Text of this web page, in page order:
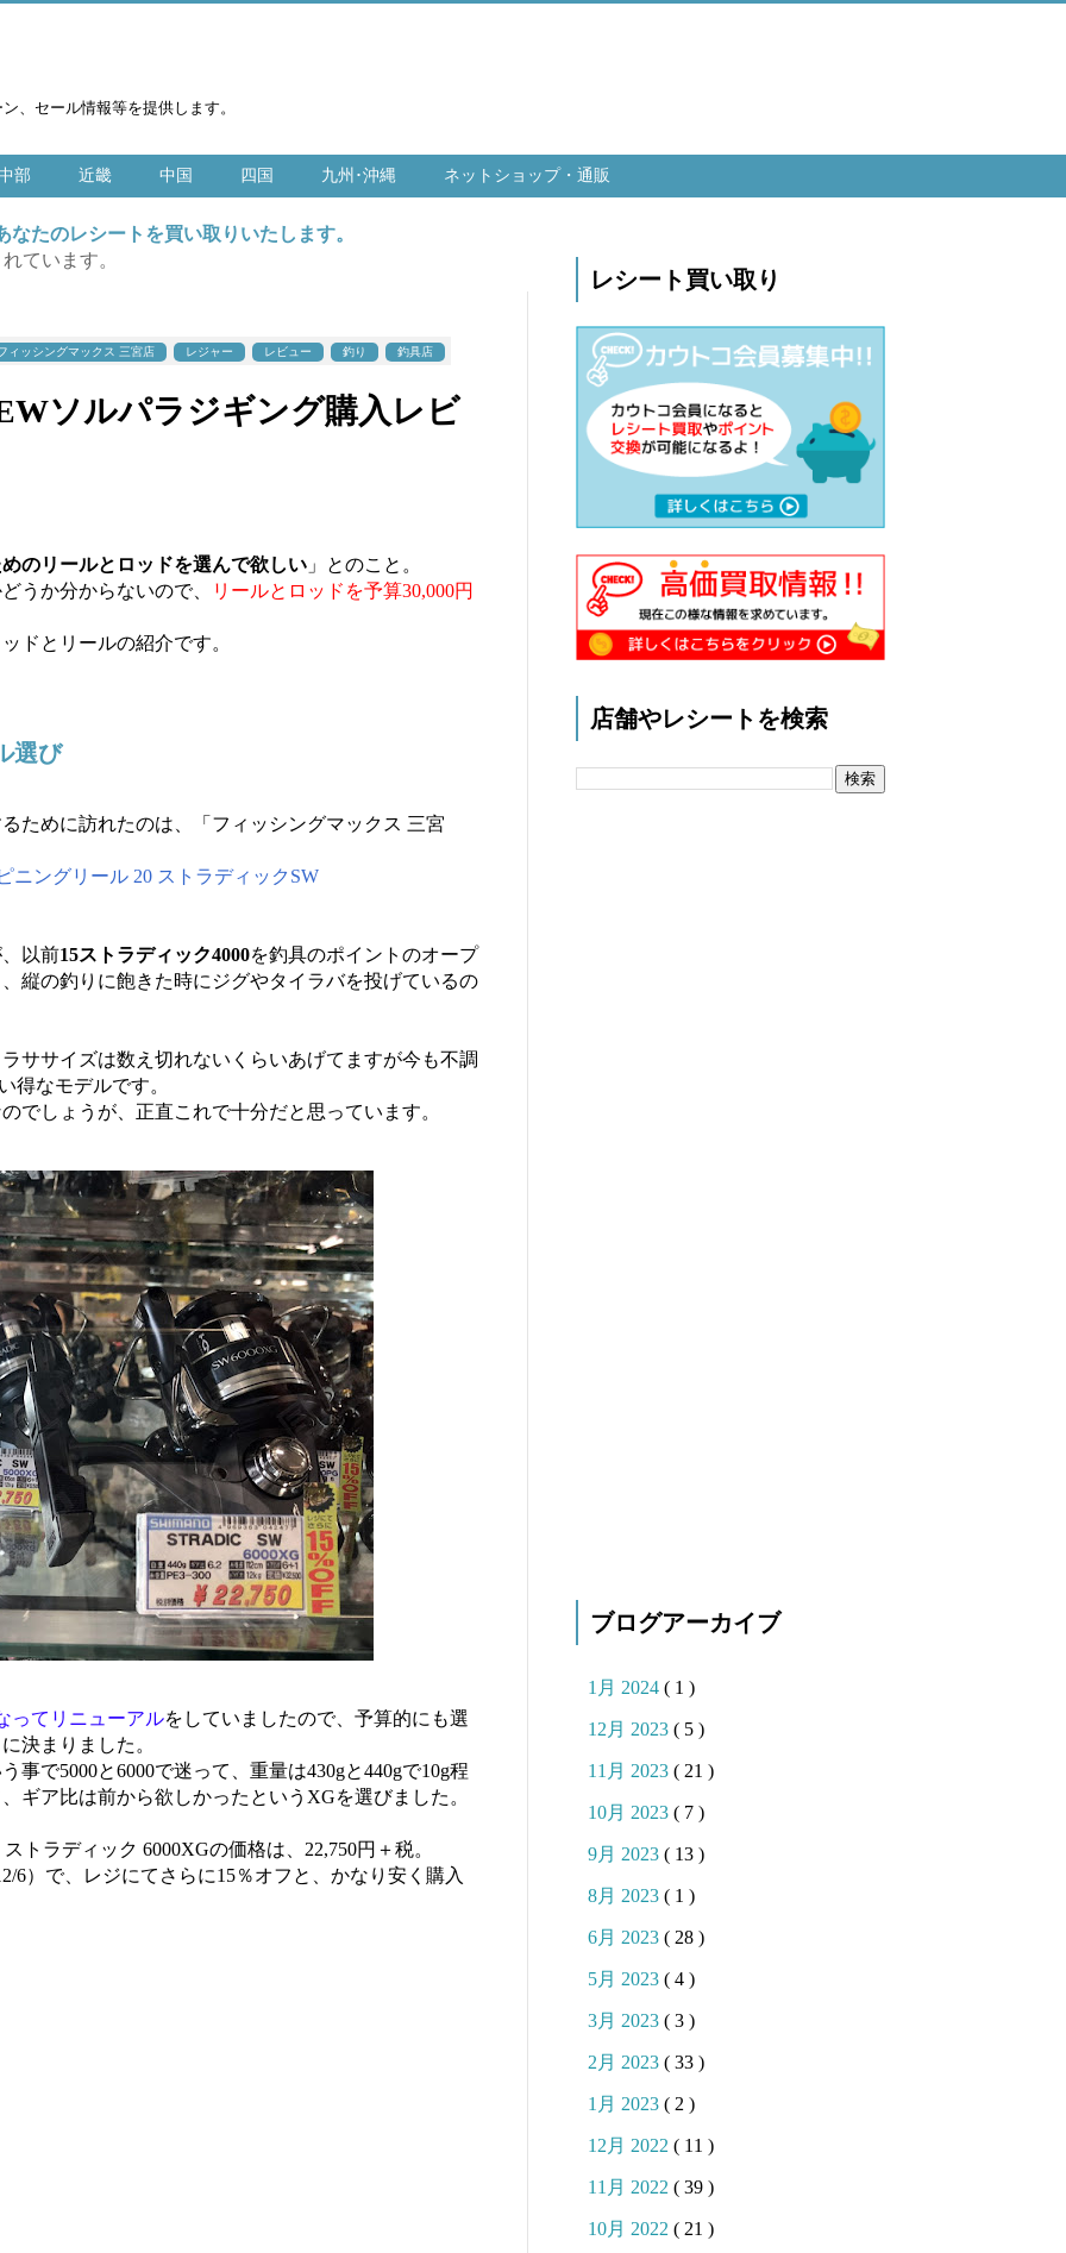
、セール情報等を提供します。
部 近畿 中国 四国 九州･沖縄 ネットショップ・通販
たのレシートを買い取りいたします。
ています。
ィッシングマックス 三宮店 レジャー レビュー 釣り 釣具店
ソルパラジギング購入レビ
のリールとロッドを選んで欲しい 」とのこと。
うか分からないので、
リールとロッドを予算30,000円
ドとリールの紹介です。
選び
ために訪れたのは、「フィッシングマックス 三宮
ニングリール 20 ストラディックSW
以前15ストラディック4000を釣具のポイントのオープ
縦の釣りに飽きた時にジグやタイラバを投げているの
ササイズは数え切れないくらいあげてますが今も不調
得なモデルです。
でしょうが、正直これで十分だと思っています。
ってリニューアルをしていましたので、予算的にも選
決まりました。
事で5000と6000で迷って、重量は430gと440gで10g程
ギア比は前から欲しかったというXGを選びました。
トラディック 6000XGの価格は、22,750円＋税。
6）で、レジにてさらに15％オフと、かなり安く購入
レシート買い取り
店舗やレシートを検索
ブログアーカイブ
1月 2024 ( 1 )
12月 2023 ( 5 )
11月 2023 ( 21 )
10月 2023 ( 7 )
9月 2023 ( 13 )
8月 2023 ( 1 )
6月 2023 ( 28 )
5月 2023 ( 4 )
3月 2023 ( 3 )
2月 2023 ( 33 )
1月 2023 ( 2 )
12月 2022 ( 11 )
11月 2022 ( 39 )
10月 2022 ( 21 )